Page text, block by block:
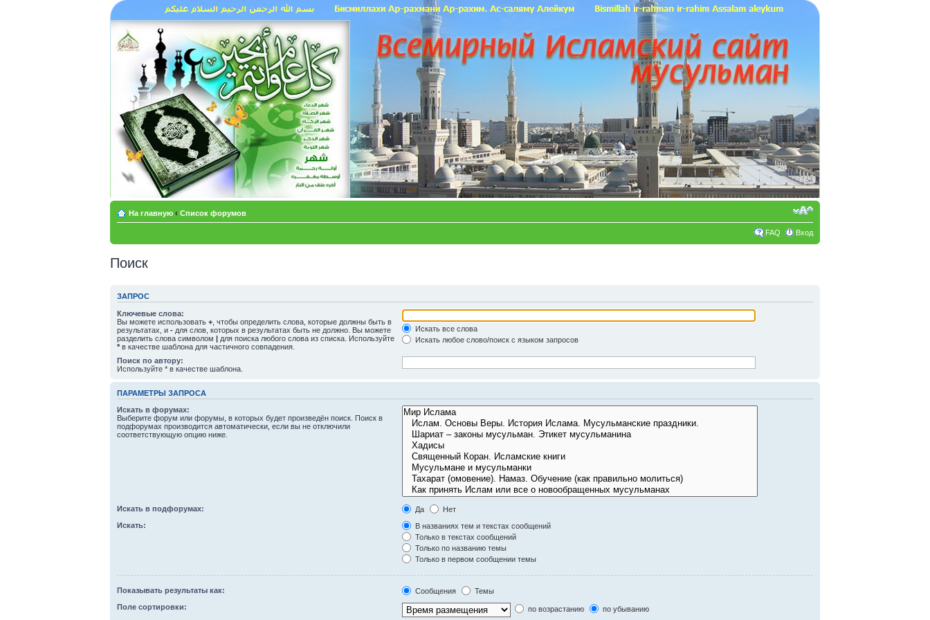
На главную ‹ Список форумов
FAQ Вход
Поиск
ЗАПРОС
Ключевые слова:
Вы можете использовать + , чтобы определить слова, которые должны быть в
результатах, и - для слов, которых в результатах быть не должно. Вы можете
разделить слова символом | для поиска любого слова из списка. Используйте
* в качестве шаблона для частичного совпадения.
Искать все слова
Искать любое слово/поиск с языком запросов
Поиск по автору:
Используйте * в качестве шаблона.
ПАРАМЕТРЫ ЗАПРОСА
Искать в форумах:
Выберите форум или форумы, в которых будет произведён поиск. Поиск в
подфорумах производится автоматически, если вы не отключили
соответствующую опцию ниже.
Искать в подфорумах: Да
Нет
Искать:
В названиях тем и текстах сообщений
Только в текстах сообщений
Только по названию темы
Только в первом сообщении темы
Показывать результаты как: Сообщения
Темы
Поле сортировки:
по возрастанию по убыванию